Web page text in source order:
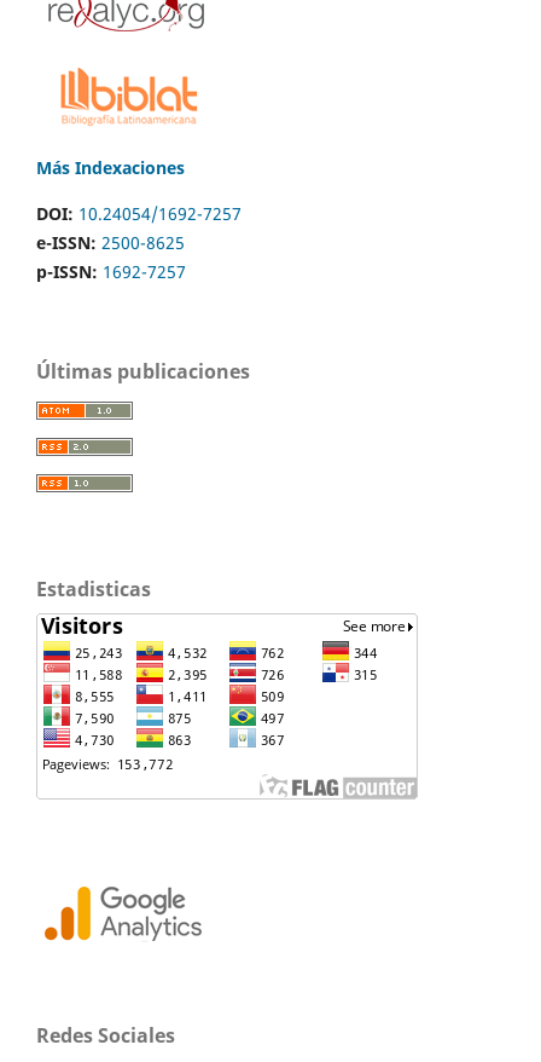
Más Indexaciones
DOI: 10.24054/1692-7257
e-ISSN: 2500-8625
p-ISSN: 1692-7257
Últimas publicaciones
Estadisticas
Redes Sociales